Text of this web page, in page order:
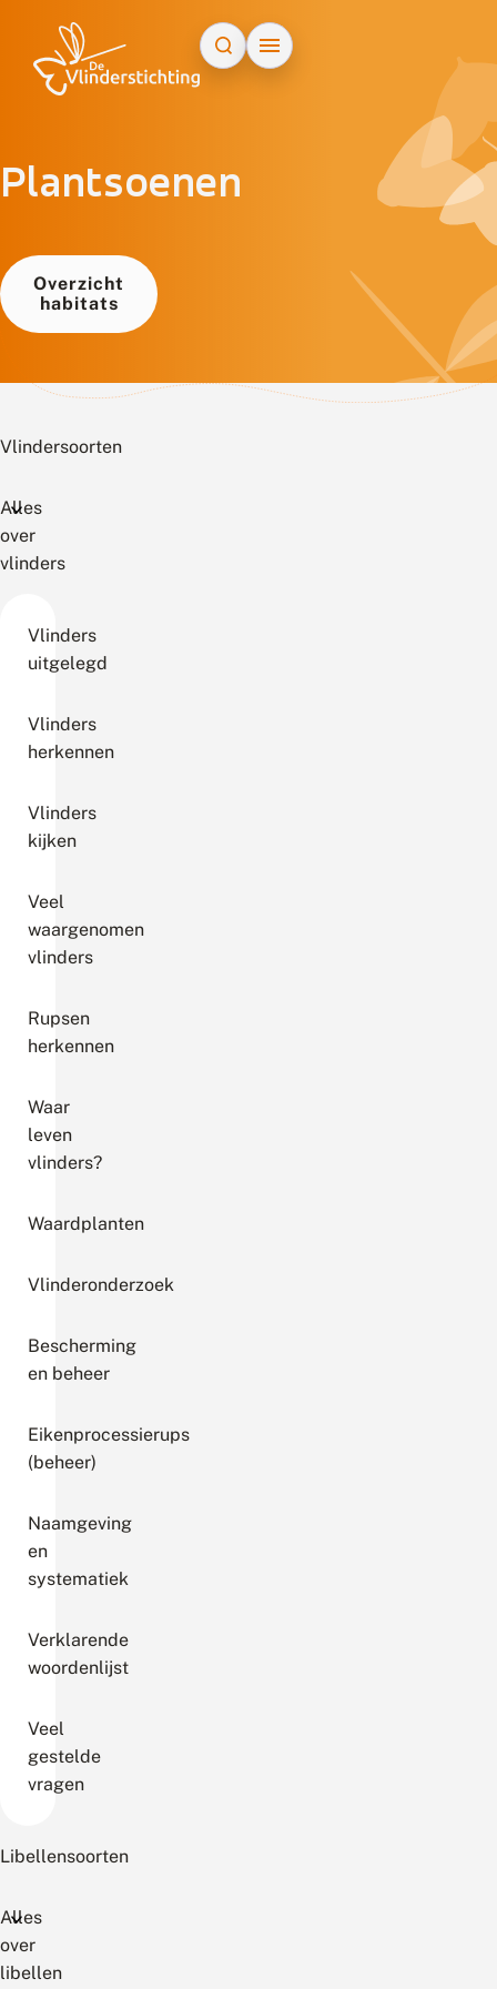
Plantsoenen
Overzicht
habitats
Vlindersoorten
Alles
over
vlinders
Vlinders
uitgelegd
Vlinders
herkennen
Vlinders
kijken
Veel
waargenomen
vlinders
Rupsen
herkennen
Waar
leven
vlinders?
Waardplanten
Vlinderonderzoek
Bescherming
en beheer
Eikenprocessierups
(beheer)
Naamgeving
en
systematiek
Verklarende
woordenlijst
Veel
gestelde
vragen
Libellensoorten
Alles
over
libellen